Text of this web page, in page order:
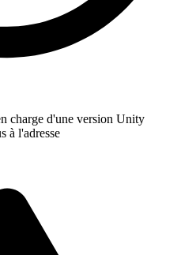
charge d'une version Unity
à l'adresse